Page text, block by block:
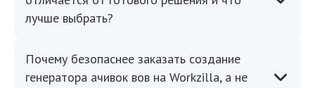
лучше выбрать?
Почему безопаснее заказать создание
генератора ачивок вов на Workzilla, а не